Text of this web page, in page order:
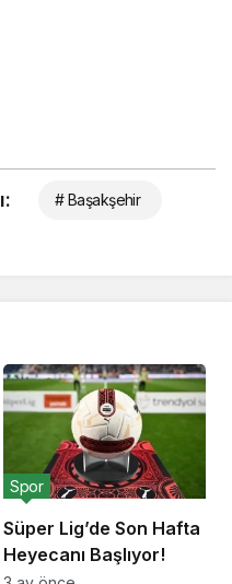
# Başakşehir
Süper Lig’de Son Hafta
Heyecanı Başlıyor!
Spor